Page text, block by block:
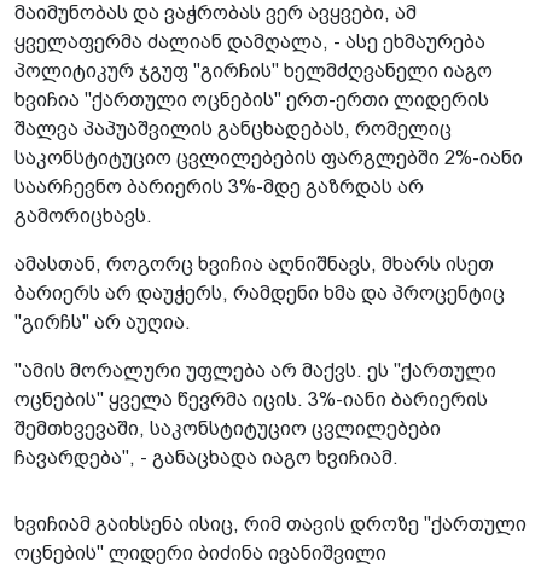
მაიმუნობას და ვაჭრობას ვერ ავყვები, ამ
ყველაფერმა ძალიან დამღალა, - ასე ეხმაურება
პოლიტიკურ ჯგუფ "გირჩის" ხელმძღვანელი იაგო
ხვიჩია "ქართული ოცნების" ერთ-ერთი ლიდერის
შალვა პაპუაშვილის განცხადებას, რომელიც
საკონსტიტუციო ცვლილებების ფარგლებში 2%-იანი
საარჩევნო ბარიერის 3%-მდე გაზრდას არ
გამორიცხავს.
ამასთან, როგორც ხვიჩია აღნიშნავს, მხარს ისეთ
ბარიერს არ დაუჭერს, რამდენი ხმა და პროცენტიც
"გირჩს" არ აუღია.
"ამის მორალური უფლება არ მაქვს. ეს "ქართული
ოცნების" ყველა წევრმა იცის. 3%-იანი ბარიერის
შემთხვევაში, საკონსტიტუციო ცვლილებები
ჩავარდება", - განაცხადა იაგო ხვიჩიამ.
ხვიჩიამ გაიხსენა ისიც, რიმ თავის დროზე "ქართული
ოცნების" ლიდერი ბიძინა ივანიშვილი